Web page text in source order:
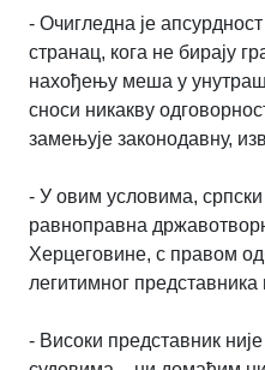
- Очигледна је апсурдност
странац, кога не бирају
нахођењу меша у
сноси никакву
замењује законодавну,
- У овим условима,
равноправна
Херцеговине, с правом
легитимног
- Високи представник